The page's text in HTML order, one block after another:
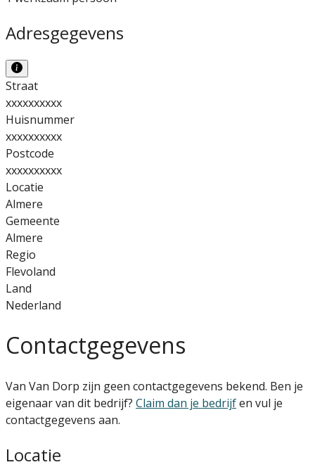
Adresgegevens
Straat
xxxxxxxxxx
Huisnummer
xxxxxxxxxx
Postcode
xxxxxxxxxx
Locatie
Almere
Gemeente
Almere
Regio
Flevoland
Land
Nederland
Contactgegevens
Van Van Dorp zijn geen contactgegevens bekend. Ben je
eigenaar van dit bedrijf? Claim dan je bedrijfen vul je
contactgegevens aan.
Locatie